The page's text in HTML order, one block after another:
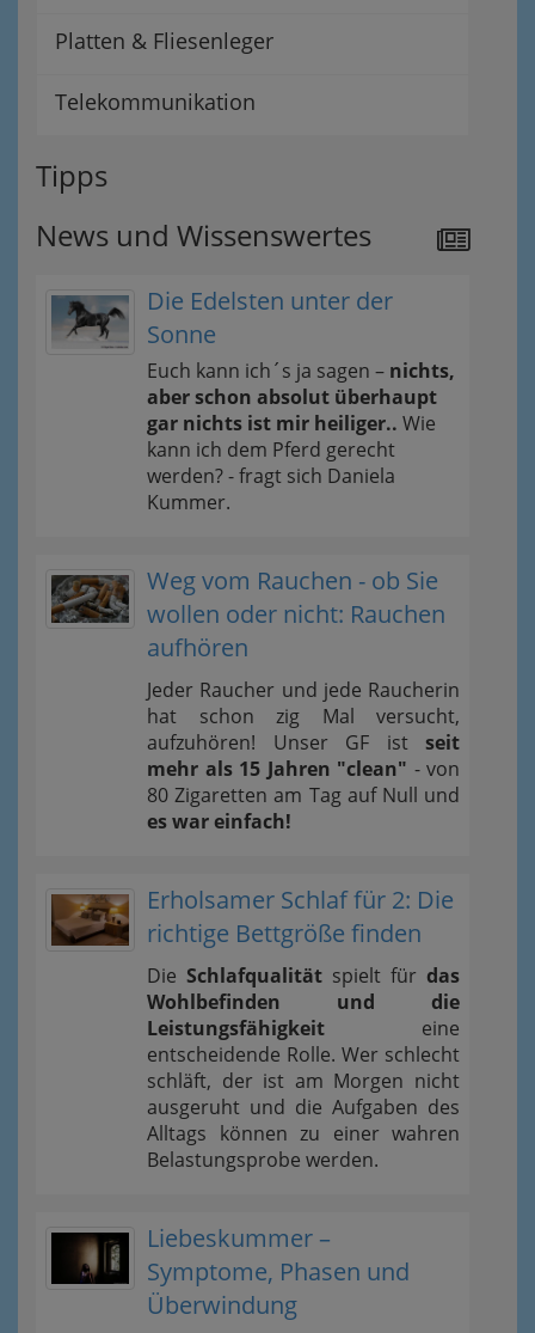
Platten & Fliesenleger
Telekommunikation
Tipps
News und Wissenswertes
Die Edelsten unter der
Sonne
Euch kann ich´s ja sagen – nichts,
aber schon absolut überhaupt
gar nichts ist mir heiliger.. Wie
kann ich dem Pferd gerecht
werden? - fragt sich Daniela
Kummer.
Weg vom Rauchen - ob Sie
wollen oder nicht: Rauchen
aufhören
Jeder Raucher und jede Raucherin
hat schon zig Mal versucht,
aufzuhören! Unser GF ist seit
mehr als 15 Jahren "clean" - von
80 Zigaretten am Tag auf Null und
es war einfach!
Erholsamer Schlaf für 2: Die
richtige Bettgröße finden
Die Schlafqualität spielt für das
Wohlbefinden und die
Leistungsfähigkeit eine
entscheidende Rolle. Wer schlecht
schläft, der ist am Morgen nicht
ausgeruht und die Aufgaben des
Alltags können zu einer wahren
Belastungsprobe werden.
Liebeskummer –
Symptome, Phasen und
Überwindung